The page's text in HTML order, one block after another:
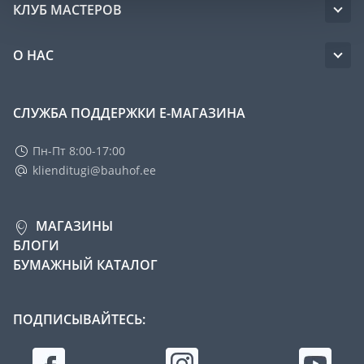
КЛУБ МАСТЕРОВ
О НАС
СЛУЖБА ПОДДЕРЖКИ Е-МАГАЗИНА
Пн-Пт 8:00-17:00
klienditugi@bauhof.ee
МАГАЗИНЫ
БЛОГИ
БУМАЖНЫЙ КАТАЛОГ
ПОДПИСЫВАЙТЕСЬ: